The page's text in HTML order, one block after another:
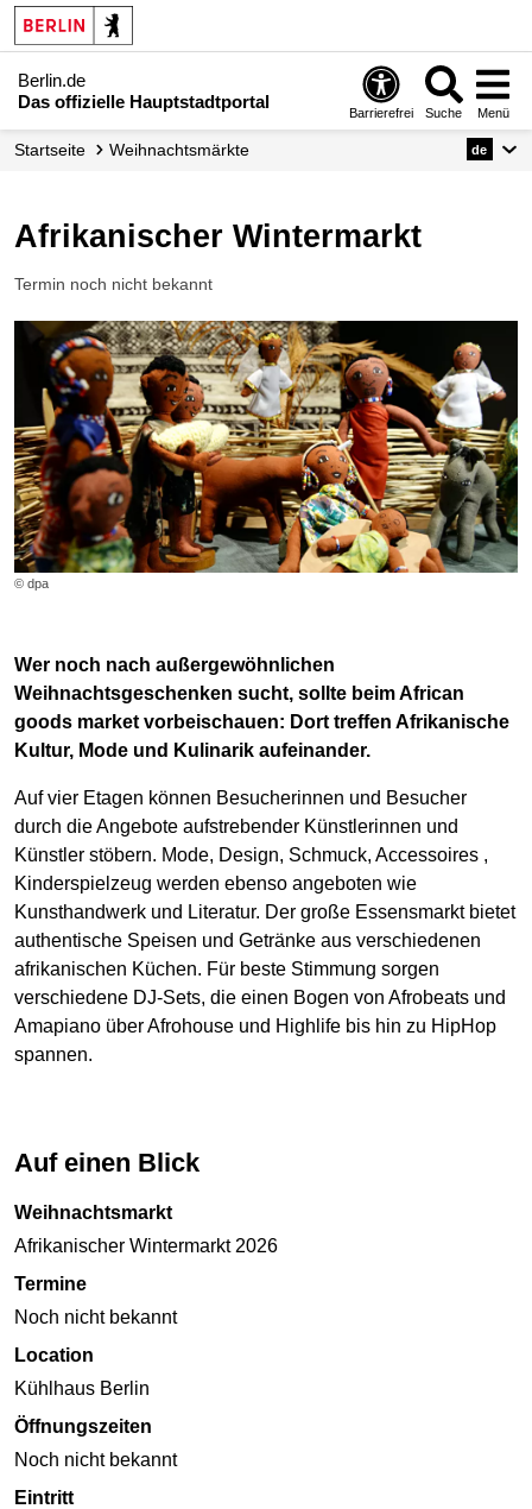
Berlin.de
Das offizielle Hauptstadtportal
Barrierefrei Suche Menü
Startseite Weihnachtsmärkte de
Afrikanischer Wintermarkt
Termin noch nicht bekannt
© dpa
Wer noch nach außergewöhnlichen
Weihnachtsgeschenken sucht, sollte beim African
goods market vorbeischauen: Dort treffen Afrikanische
Kultur, Mode und Kulinarik aufeinander.
Auf vier Etagen können Besucherinnen und Besucher
durch die Angebote aufstrebender Künstlerinnen und
Künstler stöbern. Mode, Design, Schmuck, Accessoires ,
Kinderspielzeug werden ebenso angeboten wie
Kunsthandwerk und Literatur. Der große Essensmarkt bietet
authentische Speisen und Getränke aus verschiedenen
afrikanischen Küchen. Für beste Stimmung sorgen
verschiedene DJ-Sets, die einen Bogen von Afrobeats und
Amapiano über Afrohouse und Highlife bis hin zu HipHop
spannen.
Auf einen Blick
Weihnachtsmarkt
Afrikanischer Wintermarkt 2026
Termine
Noch nicht bekannt
Location
Kühlhaus Berlin
Öffnungszeiten
Noch nicht bekannt
Eintritt